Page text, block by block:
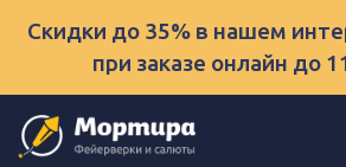
Скидки до 35% в нашем
при заказе онлайн до